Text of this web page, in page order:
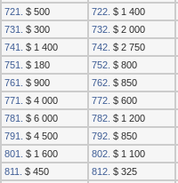
721.
$ 500 722. $ 1 400
731.
$ 300 732. $ 2 000
741.
$ 1 400 742. $ 2 750
751.
$ 180 752. $ 800
761.
$ 900 762. $ 850
771.
$ 4 000 772. $ 600
781.
$ 6 000 782. $ 1 200
791.
$ 4 500 792. $ 850
801.
$ 1 600 802. $ 1 100
811.
$ 450 812. $ 325